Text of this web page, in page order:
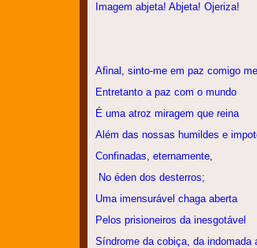
Imagem abjeta! Abjeta! Ojeriza!
Afinal, sinto-me em
Entretanto a paz com o mundo
É uma atroz miragem que reina
Além das nossas humildes e
Confinadas, eternamente,
No éden dos desterros;
Uma imensurável chaga aberta
Pelos prisioneiros da inesgotável
Síndrome da cobiça, da indomada